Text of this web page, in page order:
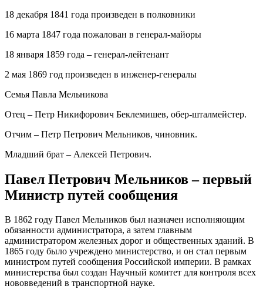
18 декабря 1841 года произведен в полковники
16 марта 1847 года пожалован в генерал-майоры
18 января 1859 года – генерал-лейтенант
2 мая 1869 год произведен в инженер-генералы
Семья Павла Мельникова
Отец – Петр Никифорович Беклемишев, обер-шталмейстер.
Отчим – Петр Петрович Мельников, чиновник.
Младший брат – Алексей Петрович.
Павел Петрович Мельников – первый
Министр путей сообщения
В 1862 году Павел Мельников был назначен исполняющим
обязанности администратора, а затем главным
администратором железных дорог и общественных зданий. В
1865 году было учреждено министерство, и он стал первым
министром путей сообщения Российской империи. В рамках
министерства был создан Научный комитет для контроля всех
нововведений в транспортной науке.